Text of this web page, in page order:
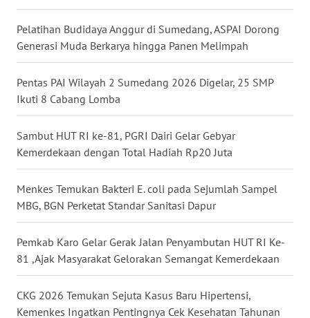
Pelatihan Budidaya Anggur di Sumedang, ASPAI Dorong
Generasi Muda Berkarya hingga Panen Melimpah
Pentas PAI Wilayah 2 Sumedang 2026 Digelar, 25 SMP
Ikuti 8 Cabang Lomba
Sambut HUT RI ke-81, PGRI Dairi Gelar Gebyar
Kemerdekaan dengan Total Hadiah Rp20 Juta
Menkes Temukan Bakteri E. coli pada Sejumlah Sampel
MBG, BGN Perketat Standar Sanitasi Dapur
Pemkab Karo Gelar Gerak Jalan Penyambutan HUT RI Ke-
81 ,Ajak Masyarakat Gelorakan Semangat Kemerdekaan
CKG 2026 Temukan Sejuta Kasus Baru Hipertensi,
Kemenkes Ingatkan Pentingnya Cek Kesehatan Tahunan
WN
SUMUT
WN
JAKARTA
WN
JABAR
WN
WN